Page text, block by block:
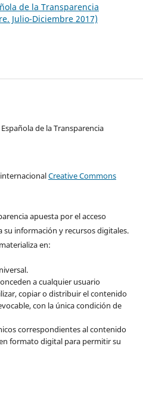
de la Transparencia
Julio-Diciembre 2017)
de la Transparencia
Creative Commons
apuesta por el acceso
información y recursos digitales.
en:
a cualquier usuario
copiar o distribuir el contenido
con la única condición de
correspondientes al contenido
formato digital para permitir su